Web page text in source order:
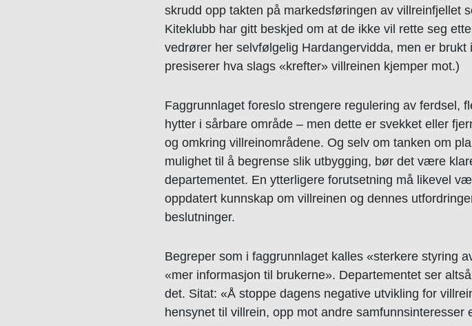
skrudd opp takten på markedsføringen av villreinfjellet
Kiteklubb har gitt beskjed om at de ikke vil rette seg
vedrører her selvfølgelig Hardangervidda, men er
presiserer hva slags «krefter» villreinen kjemper mot.)
Faggrunnlaget foreslo strengere regulering av ferdsel,
hytter i sårbare område – men dette er svekket eller
og omkring villreinområdene. Og selv om tanken om
mulighet til å begrense slik utbygging, bør det være
departementet. En ytterligere forutsetning må likevel
oppdatert kunnskap om villreinen og dennes
beslutninger.
Begreper som i faggrunnlaget kalles «sterkere styring
«mer informasjon til brukerne». Departementet ser
det. Sitat: «Å stoppe dagens negative utvikling for
hensynet til villrein, opp mot andre